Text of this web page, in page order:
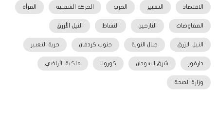
الاقتصاد التغيير الحرب الحركة الشعبية المرأة
المفاوضات النازحين النشاط النيل الأزرق
النيل الازرق جبال النوبة جنوب كردفان حرية التعبير
دارفور شرق السودان كورونا ملكية الأراضي
وزارة الصحة